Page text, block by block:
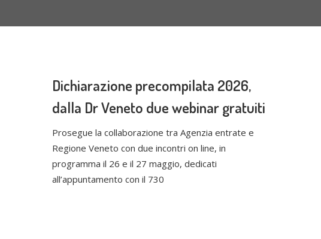
Dichiarazione precompilata 2026,
dalla Dr Veneto due webinar gratuiti
Prosegue la collaborazione tra Agenzia entrate e
Regione Veneto con due incontri on line, in
programma il 26 e il 27 maggio, dedicati
all’appuntamento con il 730